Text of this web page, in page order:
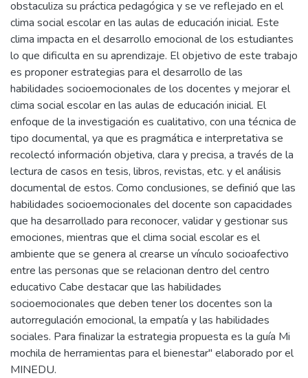
obstaculiza su práctica pedagógica y se ve reflejado en el
clima social escolar en las aulas de educación inicial. Este
clima impacta en el desarrollo emocional de los estudiantes
lo que dificulta en su aprendizaje. El objetivo de este trabajo
es proponer estrategias para el desarrollo de las
habilidades socioemocionales de los docentes y mejorar el
clima social escolar en las aulas de educación inicial. El
enfoque de la investigación es cualitativo, con una técnica de
tipo documental, ya que es pragmática e interpretativa se
recolectó información objetiva, clara y precisa, a través de la
lectura de casos en tesis, libros, revistas, etc. y el análisis
documental de estos. Como conclusiones, se definió que las
habilidades socioemocionales del docente son capacidades
que ha desarrollado para reconocer, validar y gestionar sus
emociones, mientras que el clima social escolar es el
ambiente que se genera al crearse un vínculo socioafectivo
entre las personas que se relacionan dentro del centro
educativo Cabe destacar que las habilidades
socioemocionales que deben tener los docentes son la
autorregulación emocional, la empatía y las habilidades
sociales. Para finalizar la estrategia propuesta es la guía Mi
mochila de herramientas para el bienestar" elaborado por el
MINEDU.